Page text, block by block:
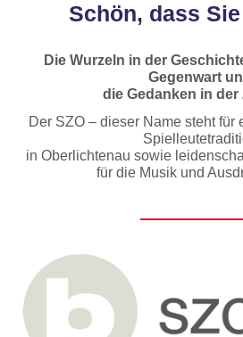
Schön, dass
Die Wurzeln in der
Gegenwart
die Gedanken in der
Der SZO – dieser Name steht für
in Oberlichtenau sowie
für die Musik und